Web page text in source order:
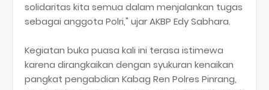
solidaritas kita semua dalam menjalankan tugas
sebagai anggota Polri," ujar AKBP Edy Sabhara.
Kegiatan buka puasa kali ini terasa istimewa
karena dirangkaikan dengan syukuran kenaikan
pangkat pengabdian Kabag Ren Polres Pinrang,